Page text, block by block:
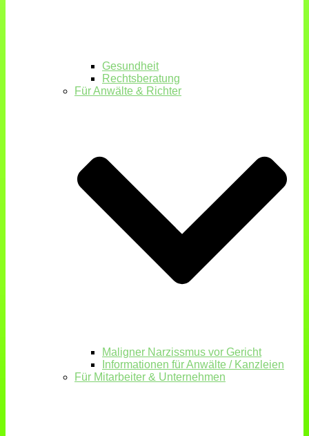
Gesundheit
Rechtsberatung
Für Anwälte & Richter
Maligner Narzissmus vor Gericht
Informationen für Anwälte / Kanzleien
Für Mitarbeiter & Unternehmen